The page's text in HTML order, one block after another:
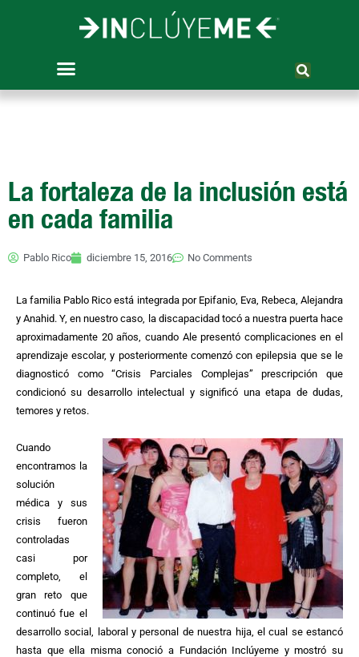
La fortaleza de la inclusión está
en cada familia
Pablo Rico diciembre 15, 2016 No Comments
La familia Pablo Rico está integrada por Epifanio, Eva, Rebeca, Alejandra
y Anahid. Y, en nuestro caso, la discapacidad tocó a nuestra puerta hace
aproximadamente 20 años, cuando Ale presentó complicaciones en el
aprendizaje escolar, y posteriormente comenzó con epilepsia que se le
diagnosticó como “Crisis Parciales Complejas” prescripción que
condicionó su desarrollo intelectual y significó una etapa de dudas,
temores y retos.
Cuando
encontramos la
solución
médica y sus
crisis fueron
controladas
casi por
completo, el
gran reto que
continuó fue el
desarrollo social, laboral y personal de nuestra hija, el cual se estancó
hasta que ella misma conoció a Fundación Inclúyeme y mostró su